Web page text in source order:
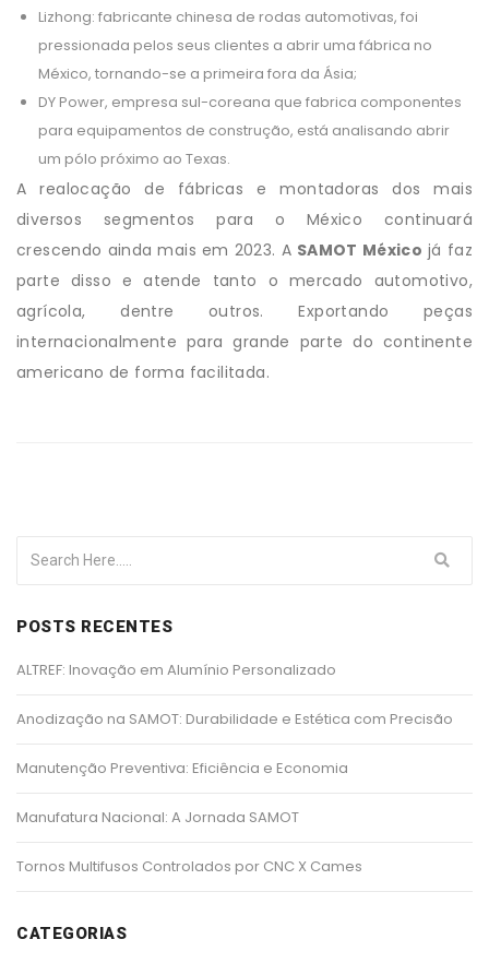
Lizhong: fabricante chinesa de rodas automotivas, foi
pressionada pelos seus clientes a abrir uma fábrica no
México, tornando-se a primeira fora da Ásia;
DY Power, empresa sul-coreana que fabrica componentes
para equipamentos de construção, está analisando abrir
um pólo próximo ao Texas.
A realocação de fábricas e montadoras dos mais
diversos segmentos para o México continuará
crescendo ainda mais em 2023. A SAMOT México já faz
parte disso e atende tanto o mercado automotivo,
agrícola, dentre outros. Exportando peças
internacionalmente para grande parte do continente
americano de forma facilitada.
POSTS RECENTES
ALTREF: Inovação em Alumínio Personalizado
Anodização na SAMOT: Durabilidade e Estética com Precisão
Manutenção Preventiva: Eficiência e Economia
Manufatura Nacional: A Jornada SAMOT
Tornos Multifusos Controlados por CNC X Cames
CATEGORIAS